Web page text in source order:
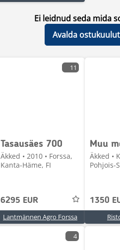
Ei leidnud seda mida
Avalda
11
Tasausäes 700
Äkked • 2010 • Forssa,
Kanta-Häme, FI
6295 EUR
Lantmännen Agro Forssa
Muu
Äkked •
Pohjois-
1350
4